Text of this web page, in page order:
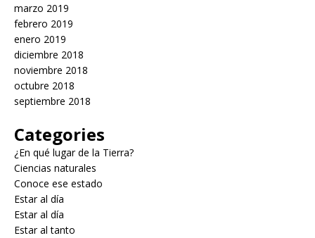
marzo 2019
febrero 2019
enero 2019
diciembre 2018
noviembre 2018
octubre 2018
septiembre 2018
Categories
¿En qué lugar de la Tierra?
Ciencias naturales
Conoce ese estado
Estar al día
Estar al día
Estar al tanto